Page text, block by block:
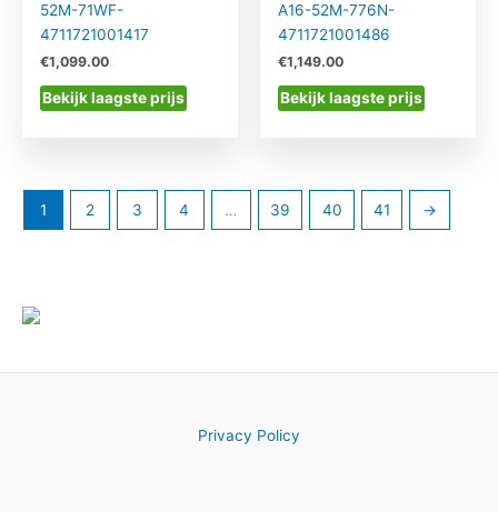
52M-71WF-
4711721001417
€1,099.00
Bekijk laagste prijs
A16-52M-776N-
4711721001486
€1,149.00
Bekijk laagste prijs
1 2 3 4 … 39 40 41 →
Privacy Policy